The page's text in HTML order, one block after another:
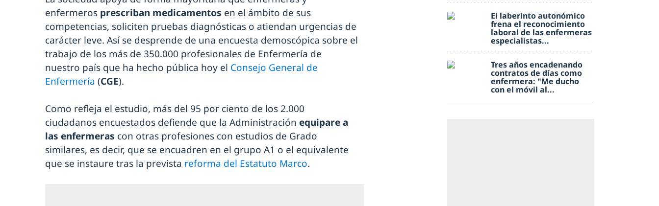
enfermeros prescriban medicamentos en el ámbito de sus
competencias, soliciten pruebas diagnósticas o atiendan urgencias de
carácter leve. Así se desprende de una encuesta demoscópica sobre el
trabajo de los más de 350.000 profesionales de Enfermería de
nuestro país que ha hecho pública hoy el Consejo General de
Enfermería (CGE).
Como refleja el estudio, más del 95 por ciento de los 2.000
ciudadanos encuestados defiende que la Administración equipare a
las enfermeras con otras profesiones con estudios de Grado
similares, es decir, que se encuadren en el grupo A1 o el equivalente
que se instaure tras la prevista reforma del Estatuto Marco.
El laberinto autonómico
frena el reconocimiento
laboral de las enfermeras
especialistas...
Tres años encadenando
contratos de días como
enfermera: "Me ducho
con el móvil al...